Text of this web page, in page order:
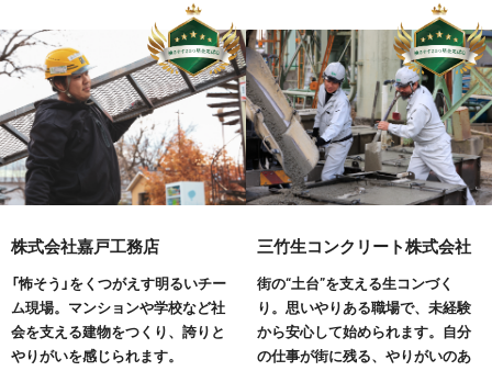
株式会社嘉戸工務店
「怖そう」をくつがえす明るいチー
ム現場。マンションや学校など社
会を支える建物をつくり、誇りと
やりがいを感じられます。
三竹生コンクリート株式会社
街の“土台”を支える生コンづく
り。思いやりある職場で、未経験
から安心して始められます。自分
の仕事が街に残る、やりがいのあ